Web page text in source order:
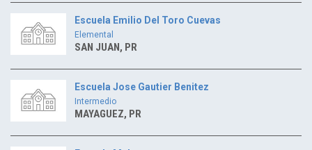
Escuela Emilio Del Toro Cuevas
Elemental
SAN JUAN, PR
Escuela Jose Gautier Benitez
Intermedio
MAYAGUEZ, PR